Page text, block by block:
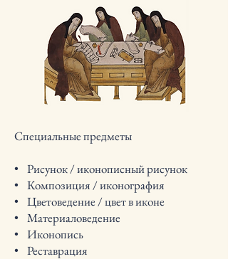
Специальные предметы
• Рисунок / иконописный рисунок
• Композиция / иконография
• Цветоведение / цвет в иконе
• Материаловедение
• Иконопись
• Реставрация